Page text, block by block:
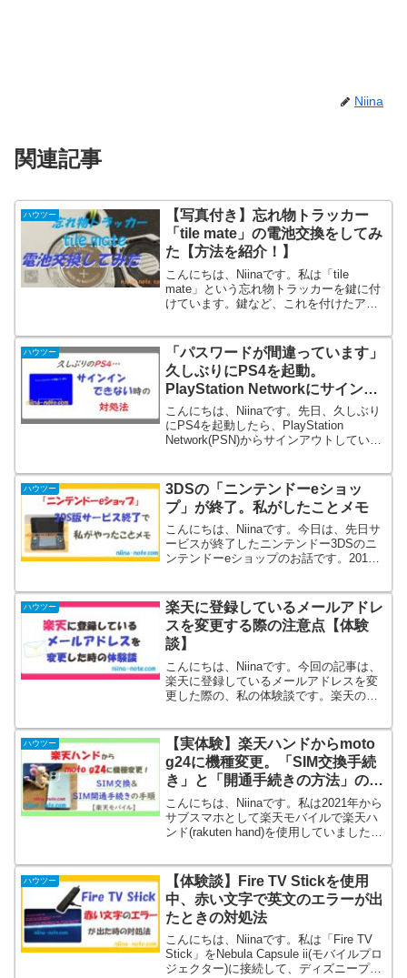
Niina
関連記事
ハウツー
【写真付き】忘れ物トラッカー
「tile mate」の電池交換をしてみ
た【方法を紹介！】
こんにちは、Niinaです。私は「tile
mate」という忘れ物トラッカーを鍵に付
けています。鍵など、これを付けたアイ
まったらスマートフォンのアプリでおお
よその場所を...
ハウツー
「パスワードが間違っています」
久しぶりにPS4を起動。
PlayStation Networkにサインイ
ン出来ない時の解決策【体験談】
こんにちは、Niinaです。先日、久しぶり
にPS4を起動したら、PlayStation
Network(PSN)からサインアウトしている
表示されます。パスワードは作成当...
ハウツー
3DSの「ニンテンドーeショッ
プ」が終了。私がしたことメモ
こんにちは、Niinaです。今日は、先日サ
ービスが終了したニンテンドー3DSのニ
ンテンドーeショップのお話です。2011
広場など、よく遊んでいました！3DSの
発売...
ハウツー
楽天に登録しているメールアドレ
スを変更する際の注意点【体験
談】
こんにちは、Niinaです。今回の記事は、
楽天に登録しているメールアドレスを変
更した際の、私の体験談です。楽天のサ
合があるんです。「楽天市場しか使って
いない」というよ...
ハウツー
【実体験】楽天ハンドからmoto
g24に機種変更。「SIM交換手続
き」と「開通手続きの方法」の手
順！【楽天モバイル】
こんにちは、Niinaです。私は2021年から
サブスマホとして楽天モバイルで楽天ハ
ンド(rakuten hand)を使用していました。
くなってきたため、2024年10...
ハウツー
【体験談】Fire TV Stickを使用
中、赤い文字で英文のエラーが出
たときの対処法
こんにちは、Niinaです。私は「Fire TV
Stick」をNebula Capsule ii(モバイルプロ
ジェクター)に接続して、ディズニープラ